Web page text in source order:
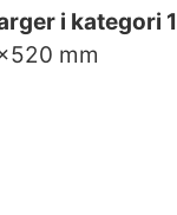
i kategori 1
mm